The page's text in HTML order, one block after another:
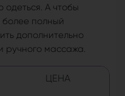
одеться. А чтобы
полный
дополнительно
ручного массажа.
ЦЕНА